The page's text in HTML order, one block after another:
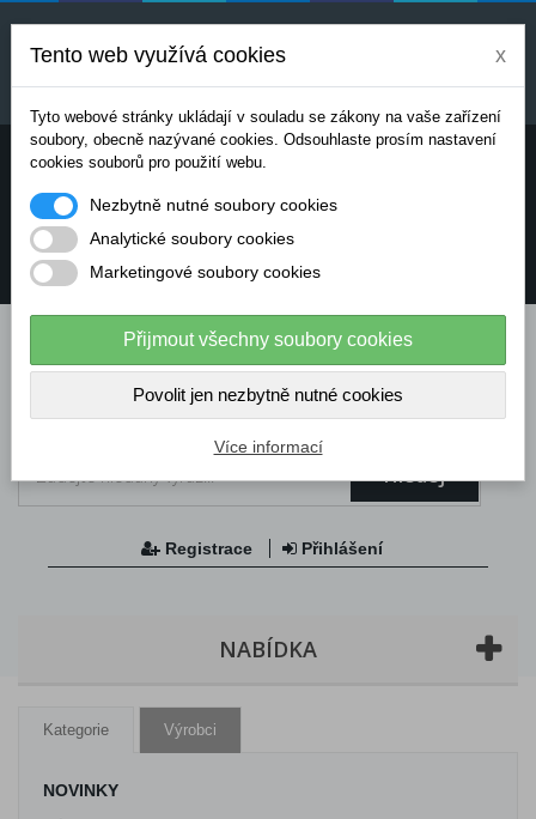
Uvedené ceny jsou orientační a mohou se měnit v
závislosti na aktuálních cenách výrobců a
dodavatelů. Pro přesnou cenovou nabídku prosím
Potřebujete poradit? Chcete objednávat telefonicky:
info@dataflex-security.com
Hledej
Registrace Přihlášení
NABÍDKA
Kategorie Výrobci
NOVINKY
Tento web využívá cookies x
Tyto webové stránky ukládají v souladu se zákony na vaše zařízení
soubory, obecně nazývané cookies. Odsouhlaste prosím nastavení
cookies souborů pro použití webu.
Nezbytně nutné soubory cookies
Analytické soubory cookies
Marketingové soubory cookies
Přijmout všechny soubory cookies
Povolit jen nezbytně nutné cookies
Více informací